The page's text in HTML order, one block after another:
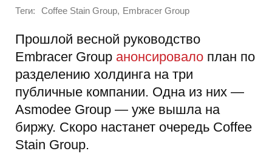
Теги: Coffee Stain Group, Embracer Group
Прошлой весной руководство
Embracer Group анонсировало план по
разделению холдинга на три
публичные компании. Одна из них —
Asmodee Group — уже вышла на
биржу. Скоро настанет очередь Coffee
Stain Group.